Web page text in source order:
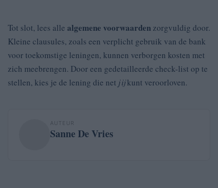
Tot slot, lees alle algemene voorwaarden zorgvuldig door.
Kleine clausules, zoals een verplicht gebruik van de bank
voor toekomstige leningen, kunnen verborgen kosten met
zich meebrengen. Door een gedetailleerde check-list op te
stellen, kies je de lening die net jijkunt veroorloven.
AUTEUR
Sanne De Vries